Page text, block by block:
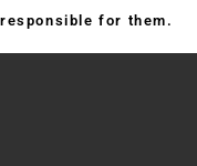
responsible for them.